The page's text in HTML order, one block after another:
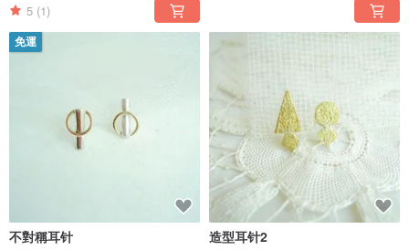
5 (1)
免運
不對稱耳针 造型耳针2